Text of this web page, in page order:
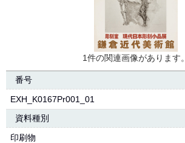
1件の関連画像があります。
番号
EXH_K0167Pr001_01
資料種別
印刷物